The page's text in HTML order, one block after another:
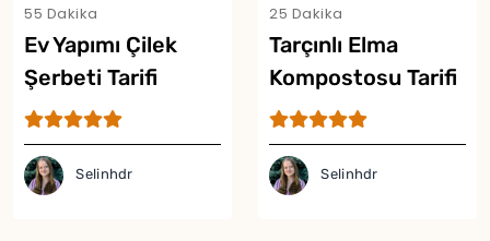
55 Dakika
Ev Yapımı Çilek
Şerbeti Tarifi
Selinhdr
25 Dakika
Tarçınlı Elma
Kompostosu Tarifi
Selinhdr